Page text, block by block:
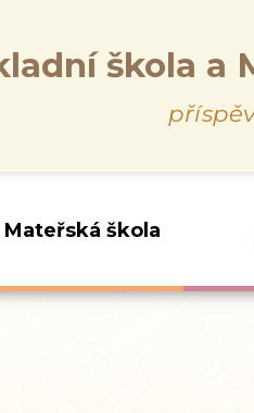
škola a
Mateřská škola